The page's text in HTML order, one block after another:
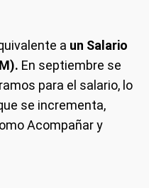
a un Salario
En septiembre se
para el salario, lo
se incrementa,
Acompañar y